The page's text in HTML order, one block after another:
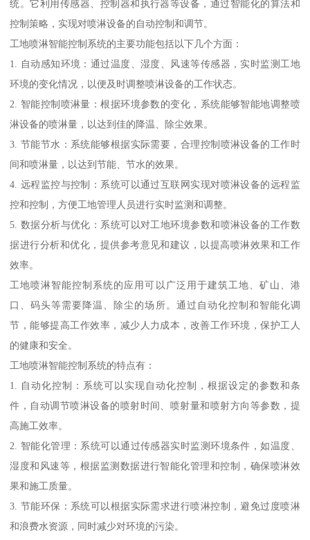
统。它利用传感器、控制器和执行器等设备，通过智能化的算法和
控制策略，实现对喷淋设备的自动控制和调节。
工地喷淋智能控制系统的主要功能包括以下几个方面：
1. 自动感知环境：通过温度、湿度、风速等传感器，实时监测工地
环境的变化情况，以便及时调整喷淋设备的工作状态。
2. 智能控制喷淋量：根据环境参数的变化，系统能够智能地调整喷
淋设备的喷淋量，以达到佳的降温、除尘效果。
3. 节能节水：系统能够根据实际需要，合理控制喷淋设备的工作时
间和喷淋量，以达到节能、节水的效果。
4. 远程监控与控制：系统可以通过互联网实现对喷淋设备的远程监
控和控制，方便工地管理人员进行实时监测和调整。
5. 数据分析与优化：系统可以对工地环境参数和喷淋设备的工作数
据进行分析和优化，提供参考意见和建议，以提高喷淋效果和工作
效率。
工地喷淋智能控制系统的应用可以广泛用于建筑工地、矿山、港
口、码头等需要降温、除尘的场所。通过自动化控制和智能化调
节，能够提高工作效率，减少人力成本，改善工作环境，保护工人
的健康和安全。
工地喷淋智能控制系统的特点有：
1. 自动化控制：系统可以实现自动化控制，根据设定的参数和条
件，自动调节喷淋设备的喷射时间、喷射量和喷射方向等参数，提
高施工效率。
2. 智能化管理：系统可以通过传感器实时监测环境条件，如温度、
湿度和风速等，根据监测数据进行智能化管理和控制，确保喷淋效
果和施工质量。
3. 节能环保：系统可以根据实际需求进行喷淋控制，避免过度喷淋
和浪费水资源，同时减少对环境的污染。